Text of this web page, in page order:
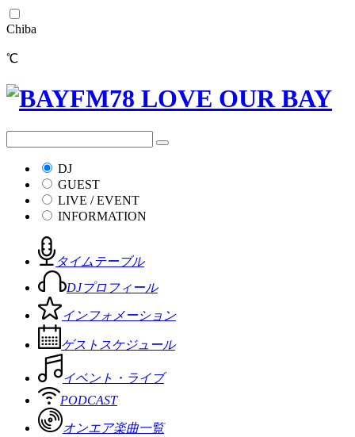
Chiba
℃
DJ
GUEST
LIVE / EVENT
INFORMATION
タイムテーブル
DJプロフィール
インフォメーション
ゲストスケジュール
イベント・ライブ
PODCAST
オンエア楽曲一覧